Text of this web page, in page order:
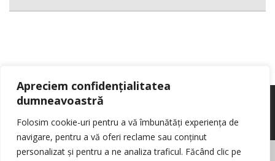
Apreciem confidențialitatea
dumneavoastră
Folosim cookie-uri pentru a vă îmbunătăți experiența de
navigare, pentru a vă oferi reclame sau conținut
personalizat și pentru a ne analiza traficul. Făcând clic pe